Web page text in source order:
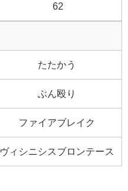
62
たたかう
ぶん殴り
ファイアブレイク
ヴィシニシスブロンテース